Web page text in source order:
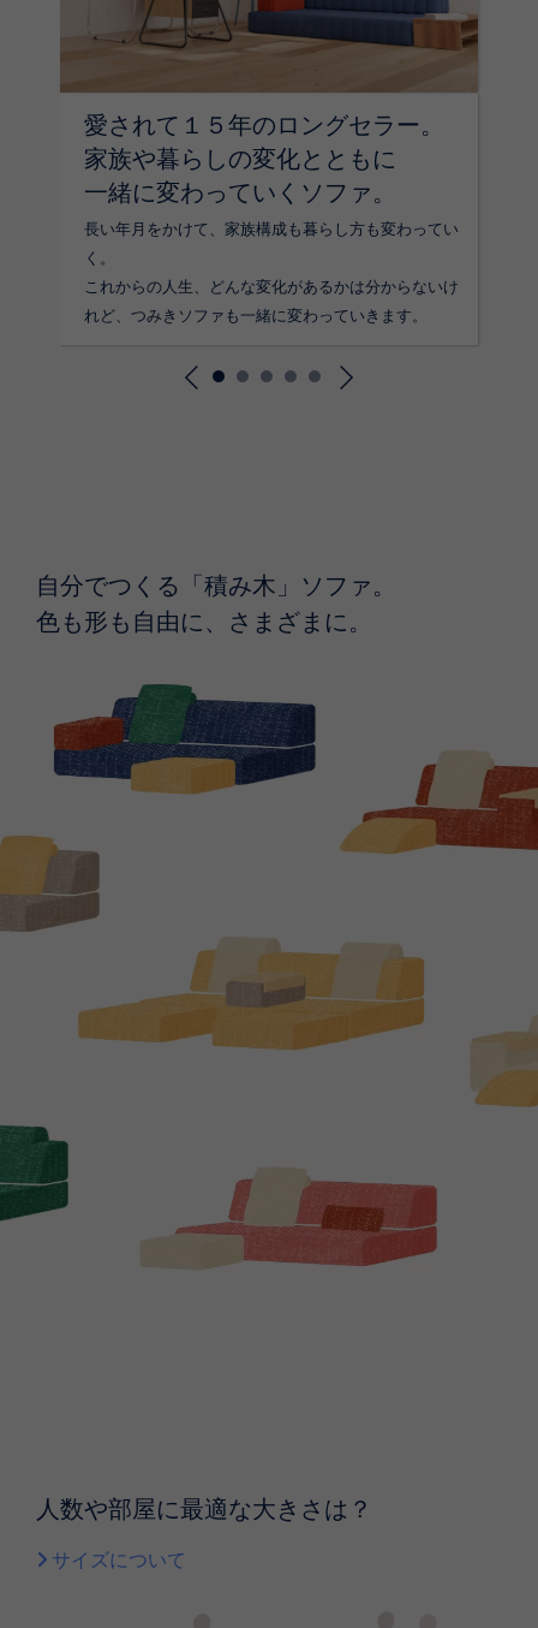
愛されて１５年のロングセラー。
家族や暮らしの変化とともに
一緒に変わっていくソファ。
長い年月をかけて、家族構成も暮らし方も変わってい
く。
これからの人生、どんな変化があるかは分からないけ
れど、つみきソファも一緒に変わっていきます。
自分たちらしいソファで、
自分たちらしくくつろぐ。
サイズ、生地、オプショングッズ…
カスタマイズの幅が広いと考えることが多くて大変。
でも、完成すれば愛着も使い心地もひとしお。自分に
一番似合うソファを作りましょう。
家族が増えたら、
居場所も増やそう。
つみきソファは木や鉄など硬い素材を使用していない
ので、赤ちゃん〜幼少期の子育てにぴったり。
コンパクトなサイズを一台足して、新しく迎える家族
の場所を用意しましょう。
みんなでごろ寝する幸せを
リビングいっぱいに広げる。
子供が大きくなり来客も増えたので、ソファを足して
コーナータイプに拡張。
何となく特等席も決まってそれぞれの時間を過ごすこ
とも増えたけど、みんなで一緒にごろごろする時間も
幸せ。
さらなるカスタマイズで
まだまだ好きになる。
子供が成長して、インテリアも「安心」より「好き」
を優先していい頃。ソファにはウッドフレームを足し
て、見た目も座り心地も新しい印象に。初めましての
ような、でもずっと一緒にいました。これからもどう
ぞよろしく。
自分でつくる「積み木」ソファ。
色も形も自由に、さまざまに。
人数や部屋に最適な大きさは？
サイズについて